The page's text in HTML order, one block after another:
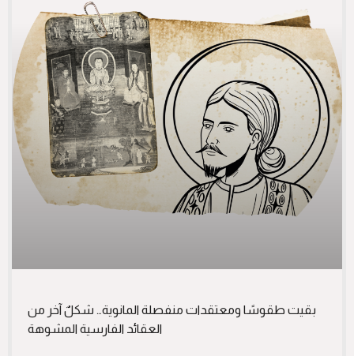
بقيت طقوسًا ومعتقدات منفصلة المانوية… شكلٌ آخر من
العقائد الفارسية المشوهة